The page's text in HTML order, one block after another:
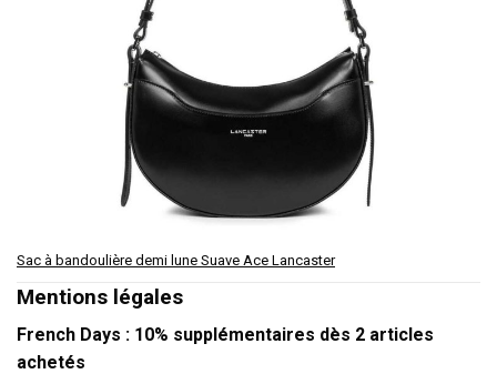
Sac à bandoulière demi lune Suave Ace Lancaster
Mentions légales
French Days : 10% supplémentaires dès 2 articles
achetés